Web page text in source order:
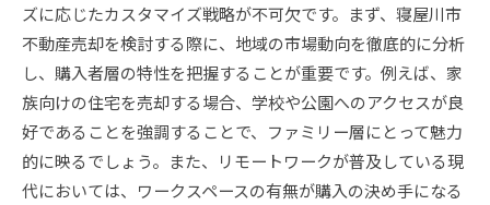
ズに応じたカスタマイズ戦略が不可欠です。まず、寝屋川市
不動産売却を検討する際に、地域の市場動向を徹底的に分析
し、購入者層の特性を把握することが重要です。例えば、家
族向けの住宅を売却する場合、学校や公園へのアクセスが良
好であることを強調することで、ファミリー層にとって魅力
的に映るでしょう。また、リモートワークが普及している現
代においては、ワークスペースの有無が購入の決め手になる